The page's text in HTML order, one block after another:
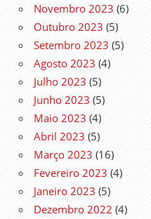
Novembro 2023 (6)
Outubro 2023 (5)
Setembro 2023 (5)
Agosto 2023 (4)
Julho 2023 (5)
Junho 2023 (5)
Maio 2023 (4)
Abril 2023 (5)
Março 2023 (16)
Fevereiro 2023 (4)
Janeiro 2023 (5)
Dezembro 2022 (4)